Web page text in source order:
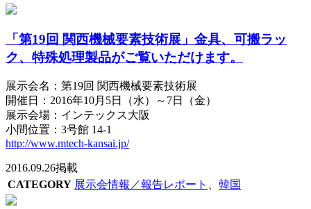
「第19回 関西機械要素技術展」金具、可搬ラッ
ク、特殊処理製品がご覧いただけます。
展示会名：第19回 関西機械要素技術展
開催日：2016年10月5日（水）～7日（金）
展示会場：インテックス大阪
小間位置：3号館 14-1
http://www.mtech-kansai.jp/
2016.09.26掲載
CATEGORY 展示会情報／報告レポート 韓国